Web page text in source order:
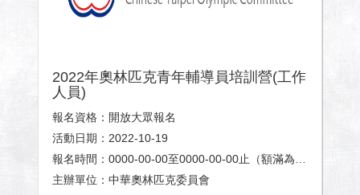
2022年奧林匹克青年輔導員培訓營(工作
人員)
報名資格：開放大眾報名
活動日期：2022-10-19
報名時間：0000-00-00至0000-00-00止（額滿為止）
主辦單位：中華奧林匹克委員會